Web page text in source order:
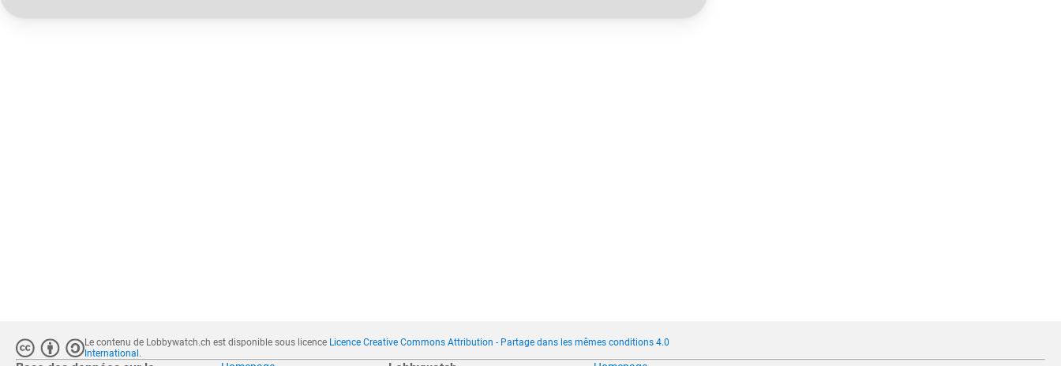
Le contenu de Lobbywatch.ch est disponible sous licence Licence Creative Commons Attribution - Partage dans les mêmes conditions 4.0
International .